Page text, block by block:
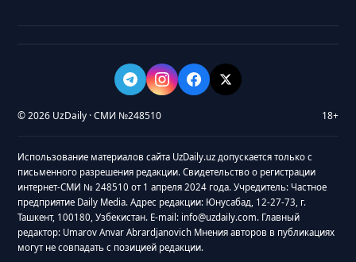
© 2026 UzDaily · СМИ №248510 18+
Использование материалов сайта UzDaily.uz допускается только с
письменного разрешения редакции. Свидетельство о регистрации
интернет-СМИ № 248510 от 1 апреля 2024 года. Учредитель: Частное
предприятие Daily Media. Адрес редакции: Юнусабад, 12-27-73, г.
Ташкент, 100180, Узбекистан. E-mail: info@uzdaily.com. Главный
редактор: Umarov Anvar Abrardjanovich Мнения авторов в публикациях
могут не совпадать с позицией редакции.